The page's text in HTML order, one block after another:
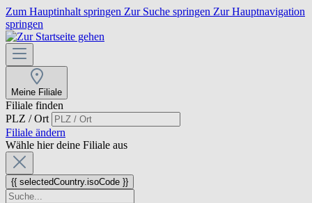
Zum Hauptinhalt springen Zur Suche springen Zur Hauptnavigation
springen
Meine Filiale
Filiale finden
PLZ / Ort
Filiale ändern
Wähle hier deine Filiale aus
{{ selectedCountry.isoCode }}